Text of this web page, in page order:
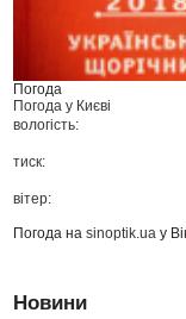
Погода
Погода у Києві
вологість:
тиск:
вітер:
Погода наsinoptik.ua у
Новини